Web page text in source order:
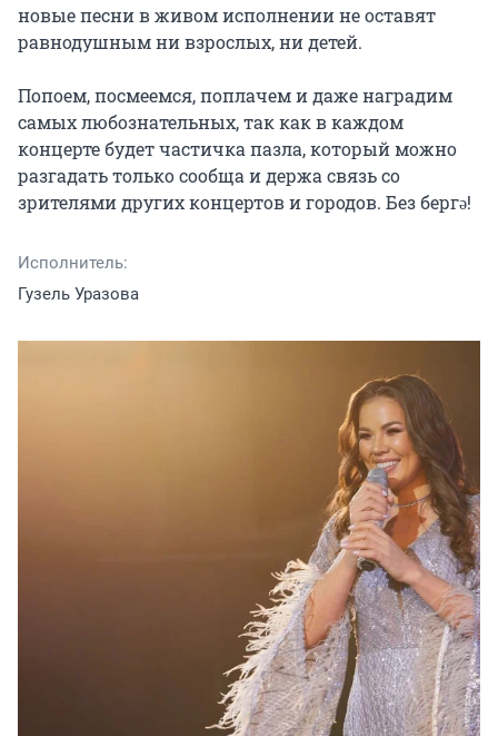
новые песни в живом исполнении не оставят
равнодушным ни взрослых, ни детей.
Попоем, посмеемся, поплачем и даже наградим
самых любознательных, так как в каждом
концерте будет частичка пазла, который можно
разгадать только сообща и держа связь со
зрителями других концертов и городов. Без бергә!
Исполнитель:
Гузель Уразова